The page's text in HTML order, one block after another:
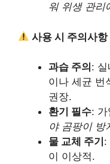
워 위생 관리
사용 시 주의사항
과습 주의 :
이나 세균
권장.
환기 필수:
야 곰팡이 방
물 교체 주기 :
이 이상적.